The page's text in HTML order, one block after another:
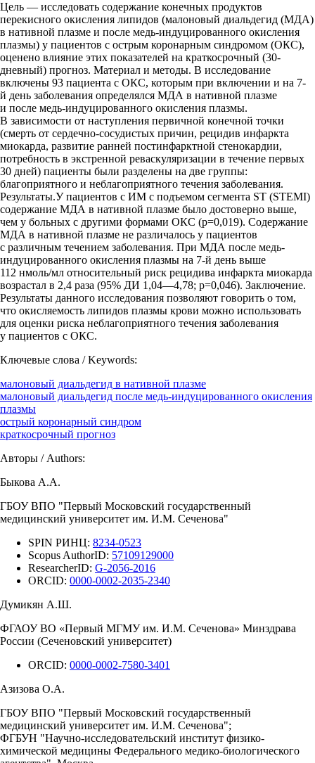
Цель — исследовать содержание конечных продуктов
перекисного окисления липидов (малоновый диальдегид (МДА)
в нативной плазме и после медь-индуцированного окисления
плазмы) у пациентов с острым коронарным синдромом (ОКС),
оценено влияние этих показателей на краткосрочный (30-
дневный) прогноз. Материал и методы. В исследование
включены 93 пациента с ОКС, которым при включении и на 7-
й день заболевания определялся МДА в нативной плазме
и после медь-индуцированного окисления плазмы.
В зависимости от наступления первичной конечной точки
(смерть от сердечно-сосудистых причин, рецидив инфаркта
миокарда, развитие ранней постинфарктной стенокардии,
потребность в экстренной реваскуляризации в течение первых
30 дней) пациенты были разделены на две группы:
благоприятного и неблагоприятного течения заболевания.
Результаты.У пациентов с ИМ с подъемом сегмента ST (STEMI)
содержание МДА в нативной плазме было достоверно выше,
чем у больных с другими формами ОКС (p=0,019). Содержание
МДА в нативной плазме не различалось у пациентов
с различным течением заболевания. При МДА после медь-
индуцированного окисления плазмы на 7-й день выше
112 нмоль/мл относительный риск рецидива инфаркта миокарда
возрастал в 2,4 раза (95% ДИ 1,04—4,78; р=0,046). Заключение.
Результаты данного исследования позволяют говорить о том,
что окисляемость липидов плазмы крови можно использовать
для оценки риска неблагоприятного течения заболевания
у пациентов с ОКС.
Ключевые слова / Keywords:
малоновый диальдегид в нативной плазме
малоновый диальдегид после медь-индуцированного окисления
плазмы
острый коронарный синдром
краткосрочный прогноз
Авторы / Authors:
Быкова А.А.
ГБОУ ВПО "Первый Московский государственный
медицинский университет им. И.М. Сеченова"
SPIN РИНЦ: 8234-0523
Scopus AuthorID: 57109129000
ResearcherID: G-2056-2016
ORCID: 0000-0002-2035-2340
Думикян А.Ш.
ФГАОУ ВО «Первый МГМУ им. И.М. Сеченова» Минздрава
России (Сеченовский университет)
ORCID: 0000-0002-7580-3401
Азизова О.А.
ГБОУ ВПО "Первый Московский государственный
медицинский университет им. И.М. Сеченова";
ФГБУН "Научно-исследовательский институт физико-
химической медицины Федерального медико-биологического